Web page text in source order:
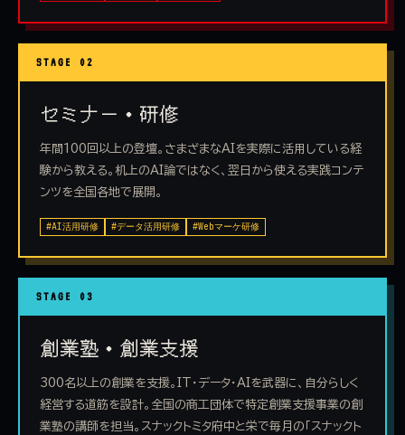
STAGE 02
セミナー・研修
年間100回以上の登壇。さまざまなAIを実際に活用している経
験から教える。机上のAI論ではなく、翌日から使える実践コンテ
ンツを全国各地で展開。
#AI活用研修 #データ活用研修 #Webマーケ研修
STAGE 03
創業塾・創業支援
300名以上の創業を支援。IT・データ・AIを武器に、自分らしく
経営する道筋を設計。全国の商工団体で特定創業支援事業の創
業塾の講師を担当。スナックトミタ府中と栄で毎月の「スナックト